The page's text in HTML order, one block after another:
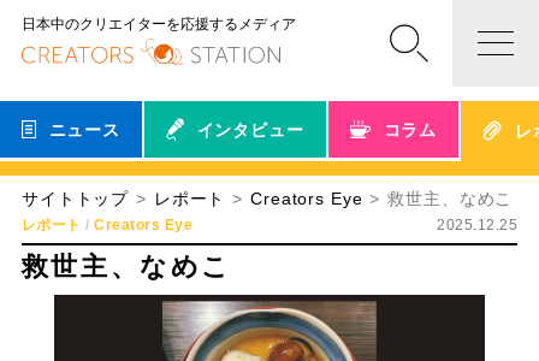
日本中のクリエイターを応援するメディア
ニュース インタビュー コラム レ
サイトトップ レポート Creators Eye 救世主、なめこ
レポート Creators Eye 2025.12.25
救世主、なめこ